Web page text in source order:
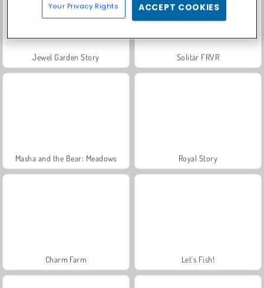
Jewel Garden Story Solitär FRVR
Masha and the Bear: Meadows Royal Story
Charm Farm Let's Fish!
Your Privacy Rights ACCEPT COOKIES